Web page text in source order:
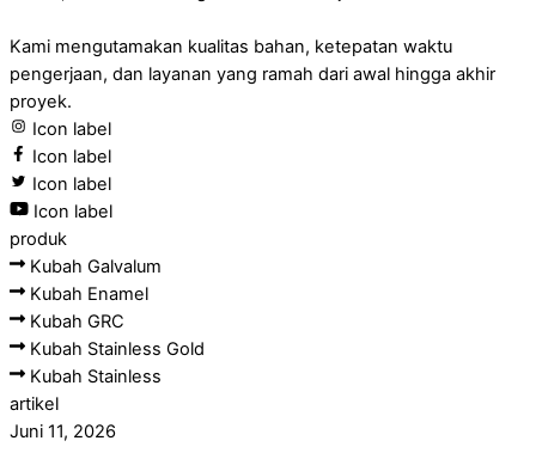
Kami mengutamakan kualitas bahan, ketepatan waktu
pengerjaan, dan layanan yang ramah dari awal hingga akhir
proyek.
Icon label
Icon label
Icon label
Icon label
produk
Kubah Galvalum
Kubah Enamel
Kubah GRC
Kubah Stainless Gold
Kubah Stainless
artikel
Juni 11, 2026